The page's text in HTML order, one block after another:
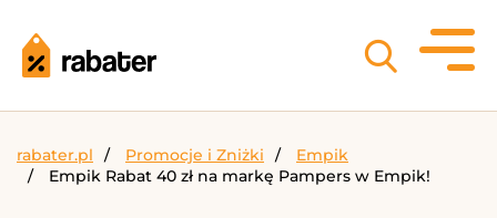
rabater.pl Promocje i Zniżki
Empik
Empik Rabat 40 zł na markę Pampers w Empik!